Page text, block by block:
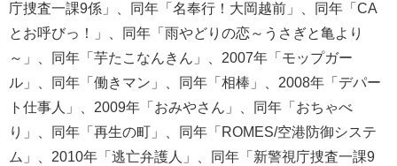
庁捜査一課9係」、同年「名奉行！大岡越前」、同年「CA
とお呼びっ！」、同年「雨やどりの恋～うさぎと亀より
～」、同年「芋たこなんきん」、2007年「モップガー
ル」、同年「働きマン」、同年「相棒」、2008年「デパー
ト仕事人」、2009年「おみやさん」、同年「おちゃべ
り」、同年「再生の町」、同年「ROMES/空港防御システ
ム」、2010年「逃亡弁護人」、同年「新警視庁捜査一課9